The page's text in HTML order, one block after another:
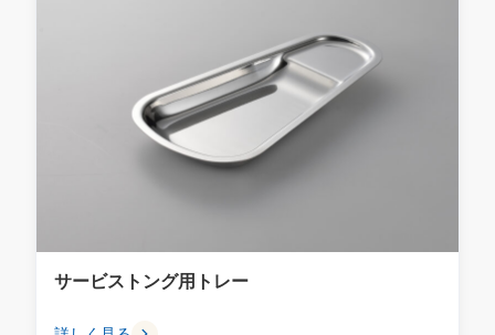
サービストング用トレー